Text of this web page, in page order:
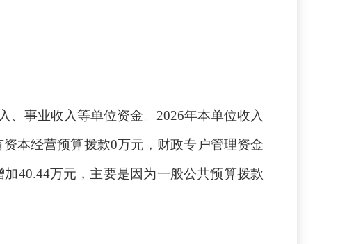
事业收入等单位资金。 2026年本单位收入
本经营预算拨款0万元，财政专户管理资金
加40.44万元，主要是因为一般公共预算拨款